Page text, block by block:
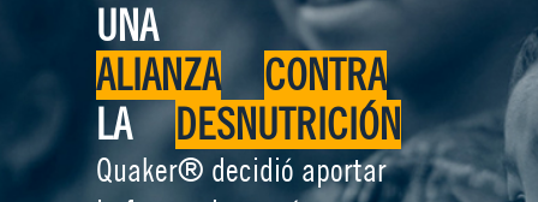
UNA
ALIANZA
CONTRA
LA
DESNUTRICIÓN
Quaker® decidió aportar